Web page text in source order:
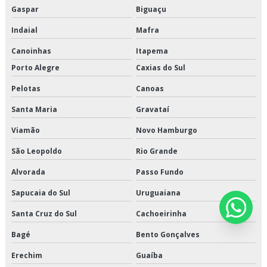
Transporte refrigerado de alimentos
Transporte refrigerado fracionado
Gaspar Biguaçu
Indaial Mafra
Canoinhas
Itapema
Porto Alegre
Caxias do Sul
Pelotas Canoas
Santa Maria Gravataí
Viamão Novo Hamburgo
São Leopoldo Rio Grande
Alvorada Passo Fundo
Sapucaia do Sul Uruguaiana
Santa Cruz do Sul Cachoeirinha
Bagé Bento Gonçalves
Erechim Guaíba